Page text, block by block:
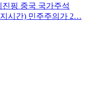
핑 중국 국가주석
시간) 민주주의가 2…